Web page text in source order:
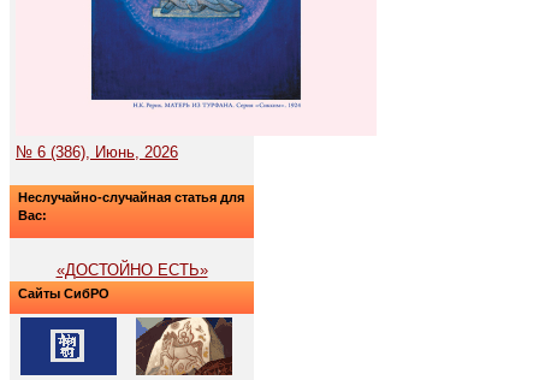
№ 6 (386), Июнь, 2026
Неслучайно-случайная статья для
Вас:
«ДОСТОЙНО ЕСТЬ»
Сайты СибРО